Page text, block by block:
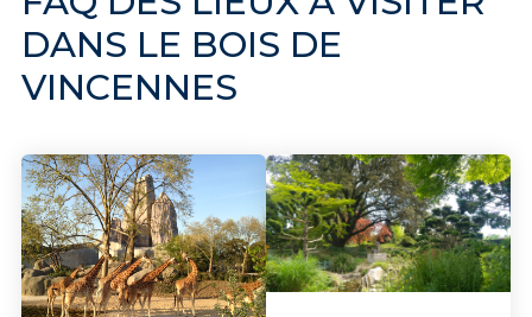
DANS LE BOIS DE
VINCENNES